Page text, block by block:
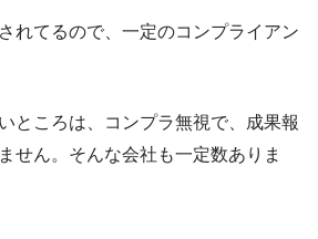
れてるので、一定のコンプライアン
ところは、コンプラ無視で、成果報
せん。そんな会社も一定数ありま